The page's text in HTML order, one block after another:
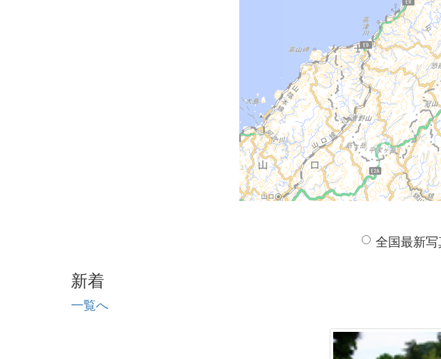
全国最新
新着
一覧へ